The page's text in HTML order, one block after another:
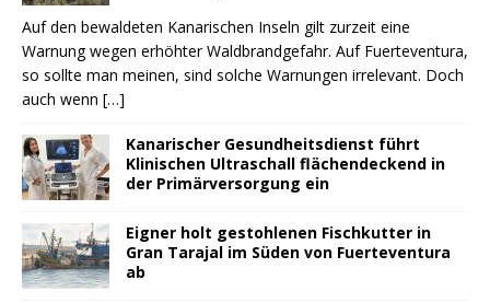
Auf den bewaldeten Kanarischen Inseln gilt zurzeit eine
Warnung wegen erhöhter Waldbrandgefahr. Auf Fuerteventura,
so sollte man meinen, sind solche Warnungen irrelevant. Doch
auch wenn […]
Kanarischer Gesundheitsdienst führt
Klinischen Ultraschall flächendeckend in
der Primärversorgung ein
Eigner holt gestohlenen Fischkutter in
Gran Tarajal im Süden von Fuerteventura
ab